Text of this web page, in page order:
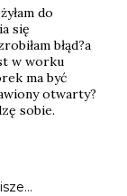
do
się
błąd?a
w worku
ma być
otwarty?
sobie.